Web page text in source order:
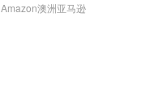
Amazon澳洲亚马逊